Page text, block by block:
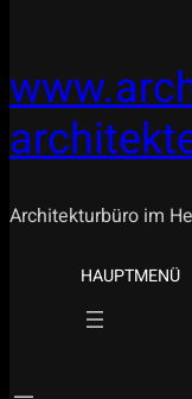
Architekturbüro im
HAUPTMENÜ